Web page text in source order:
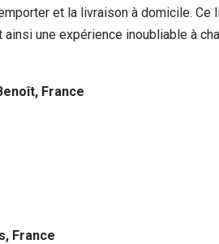
et la livraison à domicile.
une expérience inoubliable à
France
France